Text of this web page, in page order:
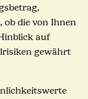
die von Ihnen
auf
gewährt